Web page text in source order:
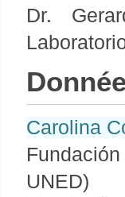
Dr.
Carolina
UNED)